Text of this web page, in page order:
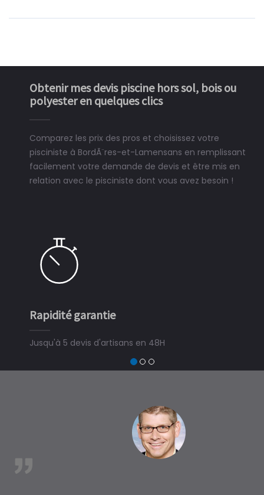
Obtenir mes devis piscine hors sol, bois ou
polyester en quelques clics
Comparez les prix des pros et choisissez votre
pisciniste à BordÃ¨res-et-Lamensans en remplissant
facilement votre demande de devis et être mis en
relation avec le pisciniste dont vous avez besoin !
garantie
5 devis d'artisans en 48H
trouver un